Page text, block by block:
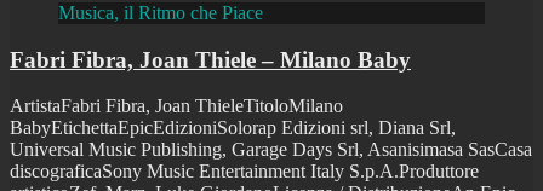
Musica, il Ritmo che Piace
Fabri Fibra, Joan Thiele – Milano Baby
ArtistaFabri Fibra, Joan ThieleTitoloMilano
BabyEtichettaEpicEdizioniSolorap Edizioni srl, Diana Srl,
Universal Music Publishing, Garage Days Srl, Asanisimasa SasCasa
discograficaSony Music Entertainment Italy S.p.A.Produttore